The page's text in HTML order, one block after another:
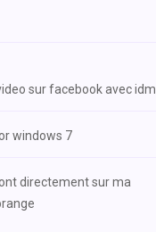
sur facebook avec idm
windows 7
directement sur ma